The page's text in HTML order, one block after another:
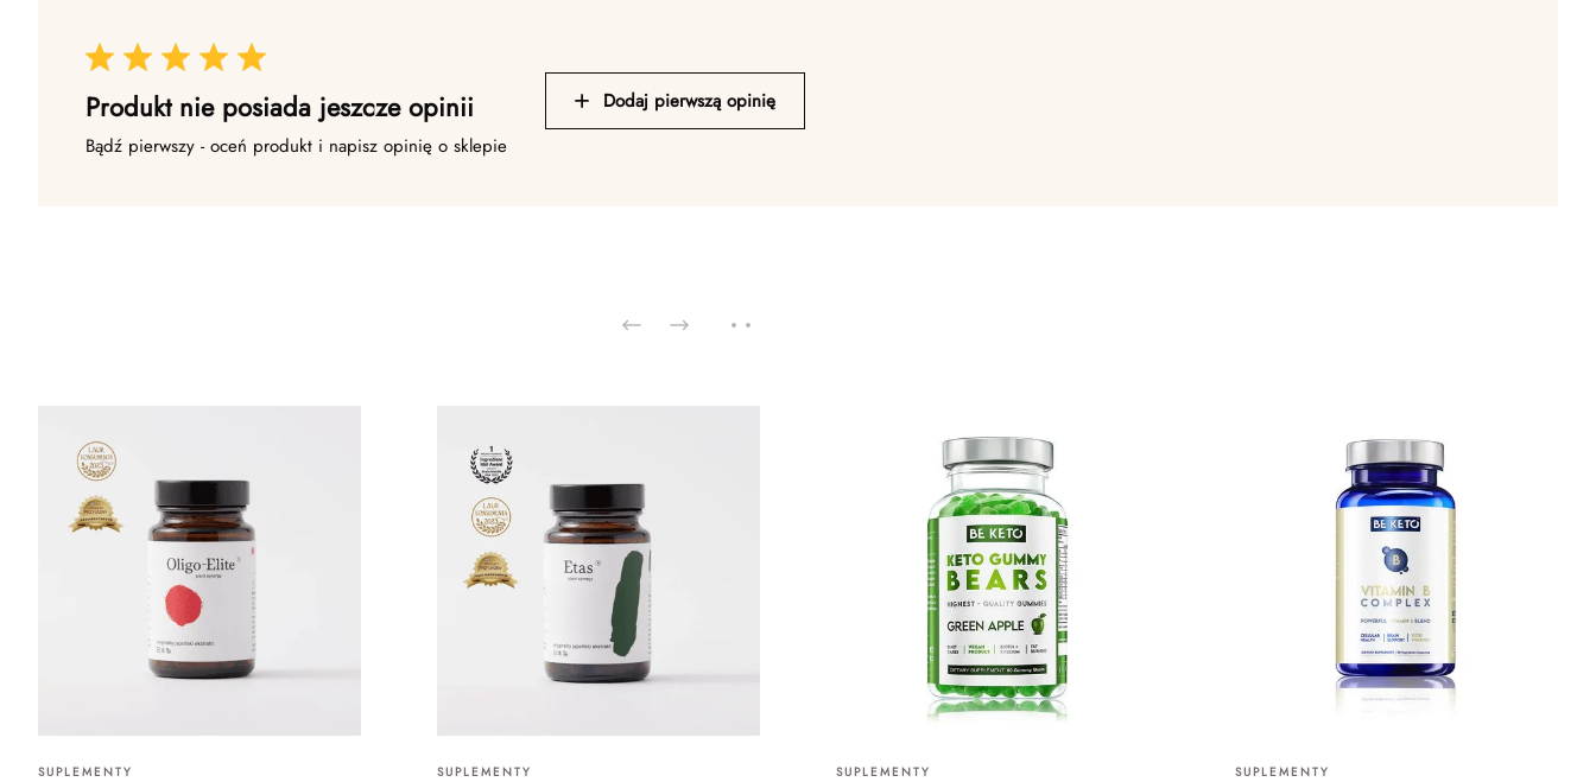
Produkt nie posiada jeszcze opinii
Bądź pierwszy - oceń produkt i napisz opinię o sklepie
Dodaj pierwszą opinię
SUPLEMENTY SUPLEMENTY SUPLEMENTY SUPLEMENTY